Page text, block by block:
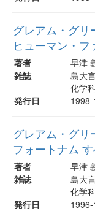
グレアム・グ
ヒューマン・
著者
早津
雑誌
島大
化学
発行日
グレアム・グリ
フォートナム
著者
早津
雑誌
島大
化学
発行日